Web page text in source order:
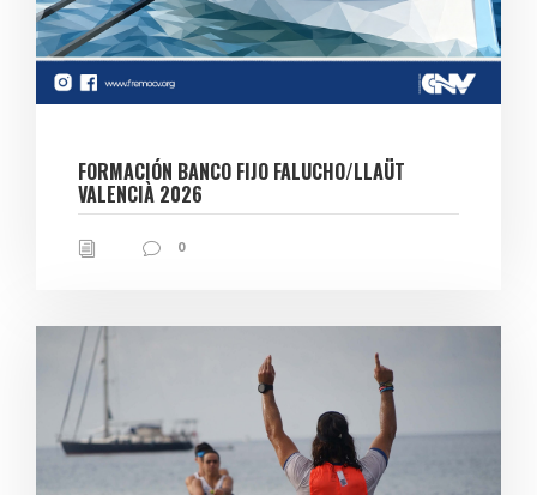
FORMACIÓN BANCO FIJO FALUCHO/LLAÜT
VALENCIÀ 2026
0